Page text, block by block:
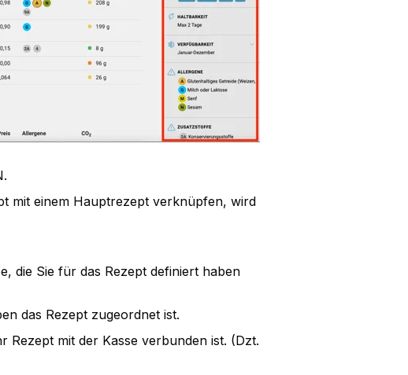
mit einem Hauptrezept verknüpfen, wird
die Sie für das Rezept definiert haben
das Rezept zugeordnet ist.
Rezept mit der Kasse verbunden ist. (Dzt.